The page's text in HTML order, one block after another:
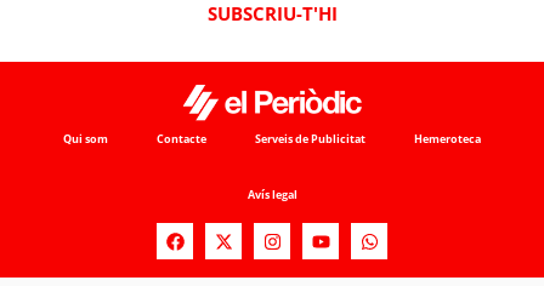
SUBSCRIU-T'HI
Qui som Contacte Serveis de Publicitat Hemeroteca
Avís legal